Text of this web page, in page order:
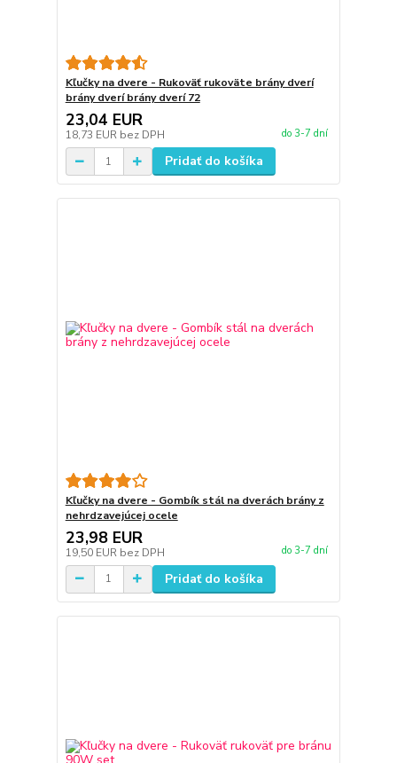
Kľučky na dvere - Rukoväť rukoväte brány dverí
brány dverí brány dverí 72
23,04 EUR
18,73 EUR bez DPH do 3-7 dní
Pridať do košíka
Kľučky na dvere - Gombík stál na dverách brány z
nehrdzavejúcej ocele
23,98 EUR
19,50 EUR bez DPH do 3-7 dní
Pridať do košíka